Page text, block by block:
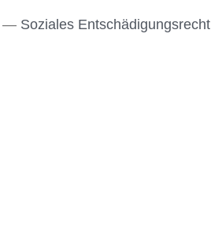
Soziales Entschädigungsrecht